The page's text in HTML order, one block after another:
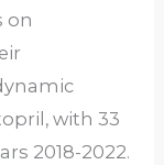
on
with 33
2018-2022.